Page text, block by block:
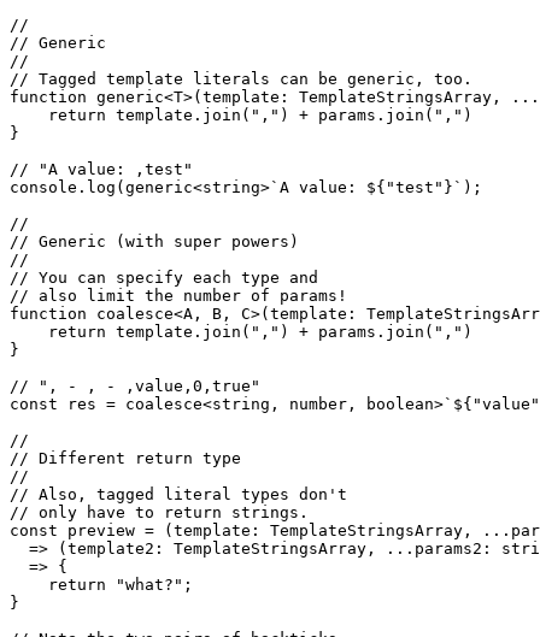
स्वाभाविक रूप से उपयोग किया जा सकता है और कुछ आवश्यकताओं को लागू
करने के लिए कुछ दिलचस्प विकल्प खोल सकते हैं।
//
// Generic
//
function generic<T>(template: TemplateStringsArray,
    return template.join(",") + params.join(",")
// "A value: ,test"
console.log(generic<string>`A value: ${"test"}`);
//
// Generic (with super powers)
// You can specify each type and
function coalesce<A, B, C>(template:
    return template.join(",") + params.join(",")
// ", - , - ,value,0,true"
const res = coalesce<string, number,
//
// Different return type
// Also, tagged literal types don't
// only have to return strings.
const preview = (template: TemplateStringsArray,